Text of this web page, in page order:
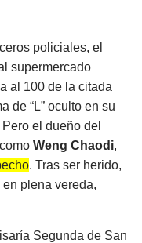
policiales, el
supermercado
al 100 de la citada
de “L” oculto en su
el dueño del
Weng Chaodi,
. Tras ser herido,
plena vereda,
Segunda de San